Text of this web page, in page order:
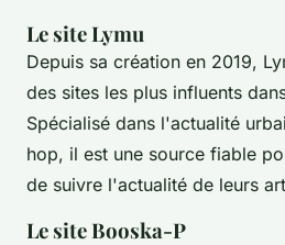
Le site Lymu
Depuis sa création en 2019,
des sites les plus influents
Spécialisé dans l'actualité
hop, il est une source fiable
de suivre l'actualité de leurs
Le site Booska-P